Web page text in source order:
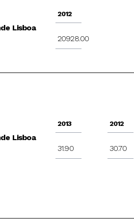
Lisboa
2012
20928.00
Lisboa
2013
31.90
2012
30.70